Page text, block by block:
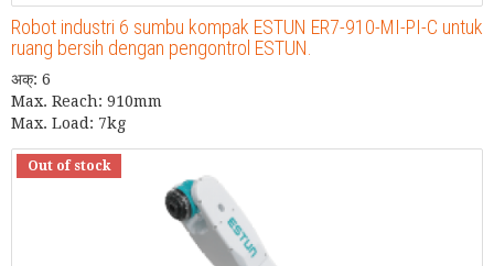
Robot industri 6 sumbu kompak ESTUN ER7-910-MI-PI-C untuk
ruang bersih dengan pengontrol ESTUN.
अक्: 6
Max. Reach: 910mm
Max. Load: 7kg
Out of stock